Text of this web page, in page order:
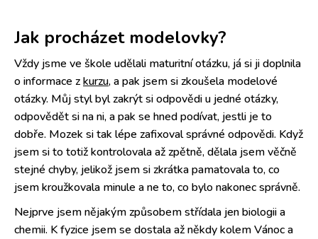
Jak procházet modelovky?
Vždy jsme ve škole udělali maturitní otázku, já si ji doplnila
o informace zkurzu, a pak jsem si zkoušela modelové
otázky. Můj styl byl zakrýt si odpovědi u jedné otázky,
odpovědět si na ni, a pak se hned podívat, jestli je to
dobře. Mozek si tak lépe zafixoval správné odpovědi. Když
jsem si to totiž kontrolovala až zpětně, dělala jsem věčně
stejné chyby, jelikož jsem si zkrátka pamatovala to, co
jsem kroužkovala minule a ne to, co bylo nakonec správně.
Nejprve jsem nějakým způsobem střídala jen biologii a
chemii. K fyzice jsem se dostala až někdy kolem Vánoc a